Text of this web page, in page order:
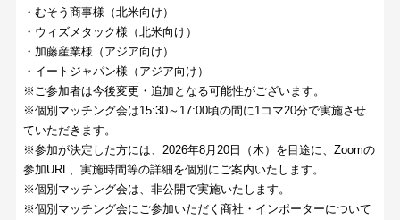
・むそう商事様（北米向け）
・ウィズメタック様（北米向け）
・加藤産業様（アジア向け）
・イートジャパン様（アジア向け）
※ご参加者は今後変更・追加となる可能性がございます。
※個別マッチング会は15:30～17:00頃の間に1コマ20分で実施させ
ていただきます。
※参加が決定した方には、2026年8月20日（木）を目途に、Zoomの
参加URL、実施時間等の詳細を個別にご案内いたします。
※個別マッチング会は、非公開で実施いたします。
※個別マッチング会にご参加いただく商社・インポーターについて